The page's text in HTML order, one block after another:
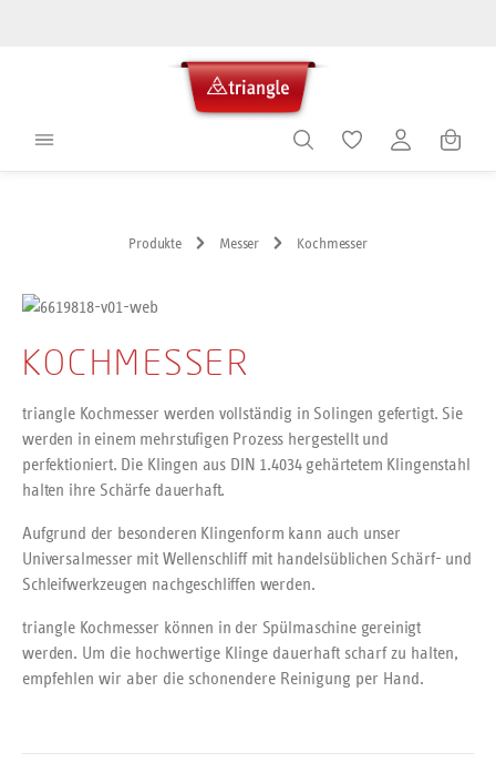
Produkte Messer Kochmesser
KOCHMESSER
triangle Kochmesser werden vollständig in Solingen gefertigt. Sie
werden in einem mehrstufigen Prozess hergestellt und
perfektioniert. Die Klingen aus DIN 1.4034 gehärtetem Klingenstahl
halten ihre Schärfe dauerhaft.
Aufgrund der besonderen Klingenform kann auch unser
Universalmesser mit Wellenschliff mit handelsüblichen Schärf- und
Schleifwerkzeugen nachgeschliffen werden.
triangle Kochmesser können in der Spülmaschine gereinigt
werden. Um die hochwertige Klinge dauerhaft scharf zu halten,
empfehlen wir aber die schonendere Reinigung per Hand.